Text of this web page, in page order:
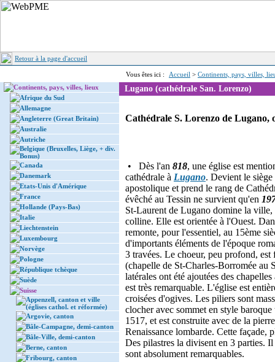
Retour à la page d'accueil
Vous êtes ici : Accueil > Continents, pays, villes,
Continents, pays, villes, lieux
Afrique du Sud
Allemagne
Angleterre (Great Britain)
Australie
Autriche
Belgique (Bruxelles, Liège, + div.
Bonus)
Canada
Danemark
Etats-Unis d'Amérique
France
Hollande (Pays-Bas)
Italie
Liechtenstein
Luxembourg
Norvège
Pologne
République tchèque
Suède
Suisse
Appenzell, canton et ville
(églises cathol. et réformée)
Argovie, canton
Bâle-Campagne, demi-canton
Bâle-Ville, demi-canton
Berne, canton
Fribourg, canton
Lugano (cathédrale San. Lorenzo)
Cathédrale S. Lorenzo de Lugano,
• Dès l'an 818, une église est
cathédrale à Lugano. Devient le
apostolique et prend le rang de
évêché au Tessin ne survient qu'en
St-Laurent de Lugano domine la
colline. Elle est orientée à l'Ouest.
remonte, pour l'essentiel, au 15ème
d'importants éléments de l'époque
3 travées. Le choeur, peu profond,
(chapelle de St-Charles-Borromée au
latérales ont été ajoutées des
est très remarquable. L'église est
croisées d'ogives. Les piliers sont
clocher avec sommet en style
1517, et est construite avec de la
Renaissance lombarde. Cette façade,
Des pilastres la divisent en 3 parties.
sont absolument remarquables.